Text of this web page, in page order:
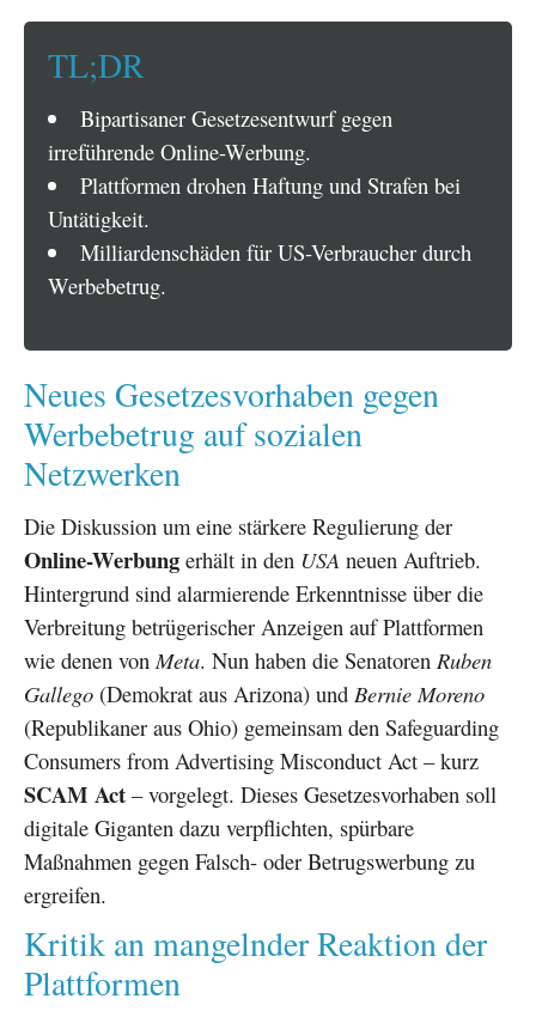
TL;DR
Bipartisaner Gesetzesentwurf gegen
irreführende Online-Werbung.
Plattformen drohen Haftung und Strafen bei
Untätigkeit.
Milliardenschäden für US-Verbraucher durch
Werbebetrug.
Neues Gesetzesvorhaben gegen
Werbebetrug auf sozialen
Netzwerken
Die Diskussion um eine stärkere Regulierung der
Online-Werbung erhält in den USA neuen Auftrieb.
Hintergrund sind alarmierende Erkenntnisse über die
Verbreitung betrügerischer Anzeigen auf Plattformen
wie denen von Meta. Nun haben die Senatoren Ruben
Gallego (Demokrat aus Arizona) und Bernie Moreno
(Republikaner aus Ohio) gemeinsam den Safeguarding
Consumers from Advertising Misconduct Act – kurz
SCAM Act – vorgelegt. Dieses Gesetzesvorhaben soll
digitale Giganten dazu verpflichten, spürbare
Maßnahmen gegen Falsch- oder Betrugswerbung zu
ergreifen.
Kritik an mangelnder Reaktion der
Plattformen